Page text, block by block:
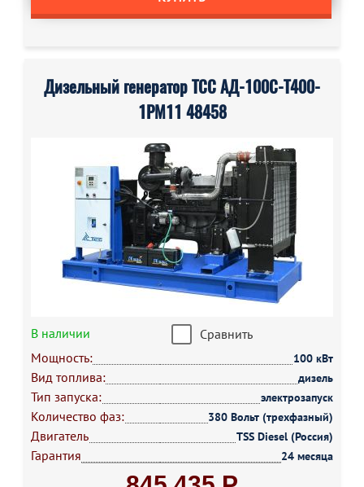
Дизельный генератор ТСС АД-100С-Т400-
1РМ11 48458
В наличии
Сравнить
Мощность:
100 кВт
Вид топлива: дизель
Тип запуска: электрозапуск
Количество фаз: 380 Вольт (трехфазный)
Двигатель TSS Diesel (Россия)
Гарантия 24 месяца